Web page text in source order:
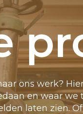
ons werk?
en waar
laten zien.